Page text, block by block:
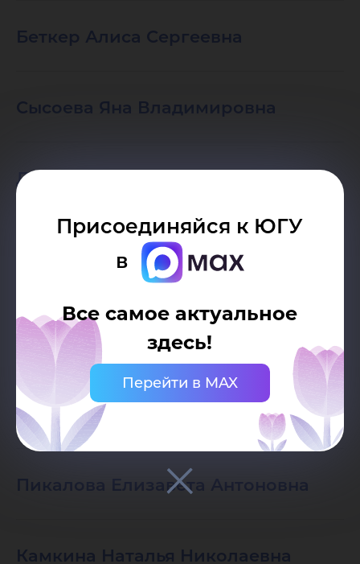
Присоединяйся к ЮГУ
в
Все самое актуальное
здесь!
Перейти в MAX
Беткер Алиса Сергеевна
Сысоева Яна Владимировна
Демидович Илья Дмитриевич
Радченко Олеся Вячеславовна
Богатова Александра
Александровна
Половинкина Анна Ильинична
Пикалова Елизавета Антоновна
Камкина Наталья Николаевна